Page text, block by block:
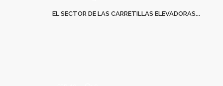
EL SECTOR DE LAS CARRETILLAS ELEVADORAS...